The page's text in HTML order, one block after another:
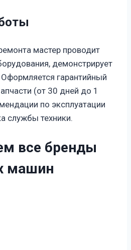
мастер проводит
демонстрирует
Оформляется гарантийный
(от 30 дней до 1
по эксплуатации
службы техники.
все бренды
машин